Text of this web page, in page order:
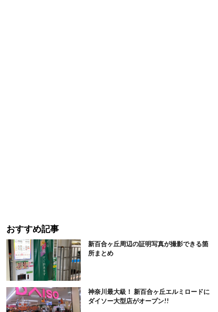
おすすめ記事
新百合ヶ丘周辺の証明写真が撮影できる箇
所まとめ
神奈川最大級！ 新百合ヶ丘エルミロードに
ダイソー大型店がオープン!!